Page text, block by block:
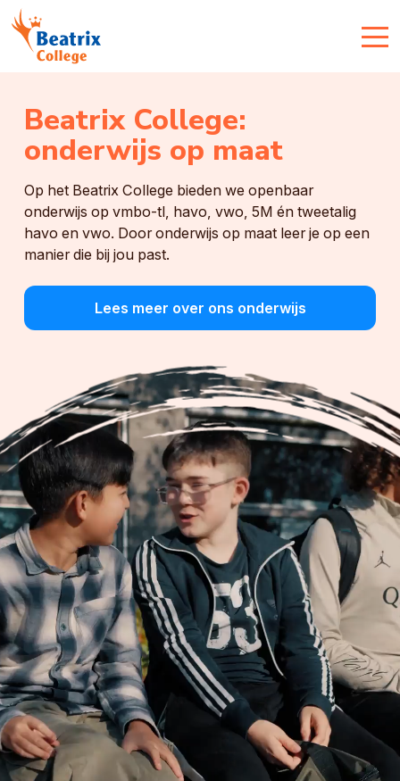
Beatrix College:
onderwijs op maat
Op het Beatrix College bieden we openbaar
onderwijs op vmbo-tl, havo, vwo, 5M én tweetalig
havo en vwo. Door onderwijs op maat leer je op een
manier die bij jou past.
Lees meer over ons onderwijs